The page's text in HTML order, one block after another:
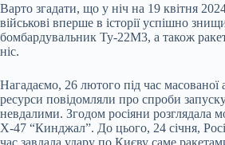
Варто згадати, що у ніч на 19 квітня
військові вперше в історії успішно
бомбардувальник Ту-22М3, а також
ніс.
Нагадаємо, 26 лютого під час масованої
ресурси повідомляли про спроби
невдалими. Згодом росіяни розглядала
Х-47 “Кинджал”. До цього, 24 січня,
час завдала удару по Києву саме